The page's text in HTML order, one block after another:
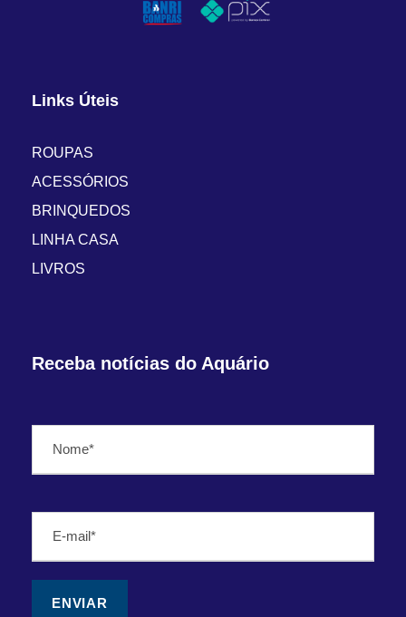
Links Úteis
ROUPAS
ACESSÓRIOS
BRINQUEDOS
LINHA CASA
LIVROS
Receba notícias do Aquário